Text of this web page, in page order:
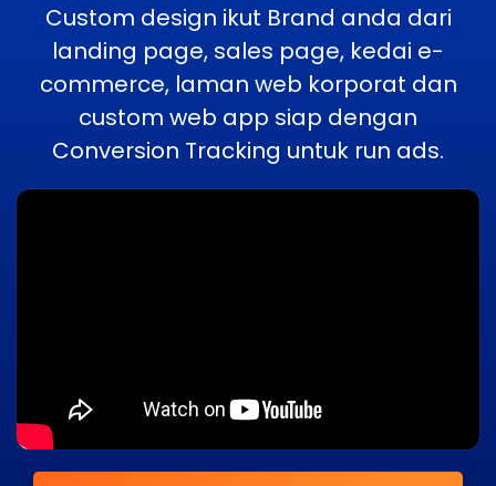
Custom design ikut Brand anda dari
landing page, sales page, kedai e-
commerce, laman web korporat dan
custom web app siap dengan
Conversion Tracking untuk run ads.